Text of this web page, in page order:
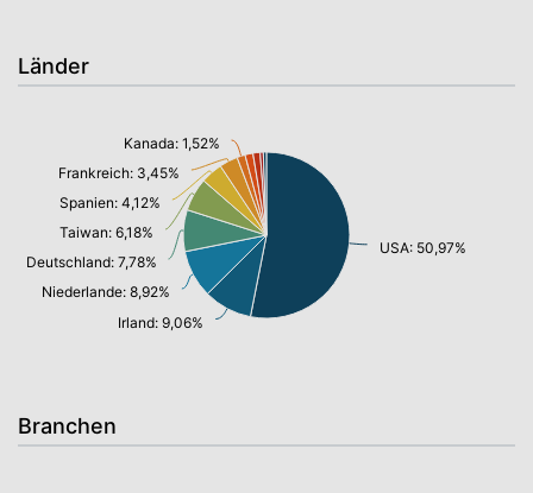
Länder
USA: 50,97%
Irland: 9,06%
Niederlande: 8,92%
Deutschland: 7,78%
Taiwan: 6,18%
Spanien: 4,12%
Frankreich: 3,45%
Kanada: 1,52%
Branchen